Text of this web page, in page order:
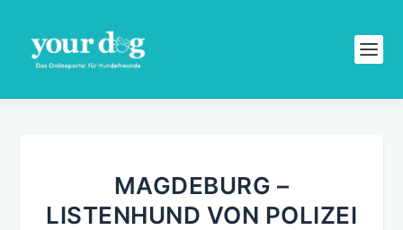
MAGDEBURG –
LISTENHUND VON POLIZEI